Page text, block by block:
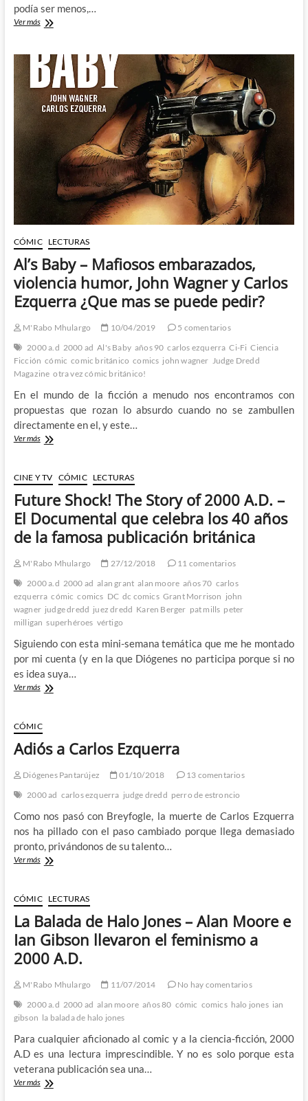
podía ser menos,…
Ver másFinn:
Terrorista
pagano
de
2000
A.D.
CÓMIC LECTURAS
Al’s Baby – Mafiosos embarazados,
violencia humor, John Wagner y Carlos
Ezquerra ¿Que mas se puede pedir?
M'Rabo Mhulargo 10/04/2019
5 comentarios
2000 a.d 2000 ad Al's Baby años 90 carlos ezquerra Ci-Fi Ciencia
Ficción cómic comic británico comics john wagner Judge Dredd
Magazine otra vez cómic británico!
En el mundo de la ficción a menudo nos encontramos con
propuestas que rozan lo absurdo cuando no se zambullen
directamente en el, y este…
Ver másAl’s
Mafiosos
embarazados,
violencia
humor,
John
Wagner
Carlos
¿Que
mas
se
puede
CINE Y TV CÓMIC LECTURAS
Future Shock! The Story of 2000 A.D. –
El Documental que celebra los 40 años
de la famosa publicación británica
M'Rabo Mhulargo 27/12/2018
11 comentarios
2000 a.d 2000 ad alan grant alan moore años 70 carlos
ezquerra cómic comics DC dc comics Grant Morrison john
wagner judge dredd juez dredd Karen Berger pat mills peter
milligan superhéroes vértigo
Siguiendo con esta mini-semana temática que me he montado
por mi cuenta (y en la que Diógenes no participa porque si no
es idea suya…
Ver másFuture
Story
of
2000
–
Documental
celebra
los
40
años
famosa
publicación
británica
CÓMIC
Adiós a Carlos Ezquerra
Diógenes Pantarújez 01/10/2018
13 comentarios
2000 ad carlos ezquerra judge dredd perro de estroncio
Como nos pasó con Breyfogle, la muerte de Carlos Ezquerra
nos ha pillado con el paso cambiado porque llega demasiado
pronto, privándonos de su talento…
Ver másAdiós
Ezquerra
CÓMIC LECTURAS
La Balada de Halo Jones – Alan Moore e
Ian Gibson llevaron el feminismo a
2000 A.D.
M'Rabo Mhulargo 11/07/2014
No hay comentarios
2000 a.d 2000 ad alan moore años 80 cómic comics halo jones ian
gibson la balada de halo jones
Para cualquier aficionado al comic y a la ciencia-ficción, 2000
A.D es una lectura imprescindible. Y no es solo porque esta
veterana publicación sea una…
Ver másLa